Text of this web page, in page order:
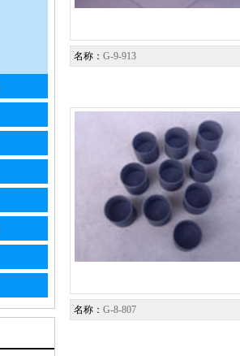
名称： G-9-913
名称： G-8-807